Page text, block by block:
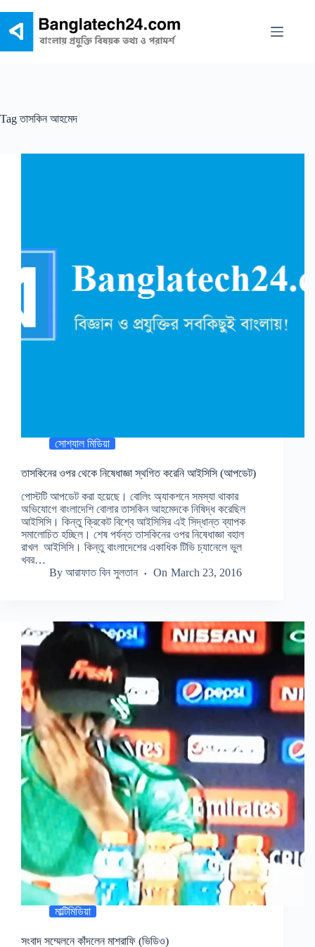
content
Tagতাসকিন আহমেদ
সোশ্যাল মিডিয়া
তাসকিনের ওপর থেকে নিষেধাজ্ঞা স্থগিত করেনি আইসিসি (আপডেট)
পোস্টটি আপডেট করা হয়েছে। বোলিং অ্যাকশনে সমস্যা থাকার
অভিযোগে বাংলাদেশি বোলার তাসকিন আহমেদকে নিষিদ্ধ করেছিল
আইসিসি। কিন্তু ক্রিকেট বিশ্বে আইসিসির এই সিদ্ধান্ত ব্যাপক
সমালোচিত হচ্ছিল। শেষ পর্যন্ত তাসকিনের ওপর নিষেধাজ্ঞা বহাল
রাখল আইসিসি। কিন্তু বাংলাদেশের একাধিক টিভি চ্যানেলে ভুল
খবর…
By আরাফাত বিন সুলতান On March 23, 2016
মাল্টিমিডিয়া
সংবাদ সম্মেলনে কাঁদলেন মাশরাফি (ভিডিও)